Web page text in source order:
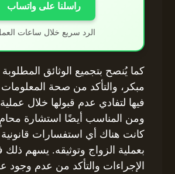
راسلنا على واتساب
الرد سريع خلال ساعات
كما يُنصح بتجميع الوثائق
مبكر، والتأكد من صحة المعلومات
فيها لتفادي عدم قبولها خلال عملية
ومن المناسب أيضًا استشارة
كانت هناك أي استفسارات
بعملية الزواج وتوثيقه. يسهم
الإجراءات والتأكد من عدم وجود